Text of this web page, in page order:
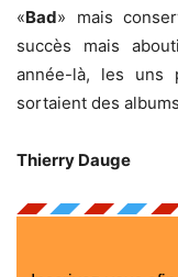
«Bad» mais
succès mais
année-là, les uns
sortaient des
Thierry Dauge